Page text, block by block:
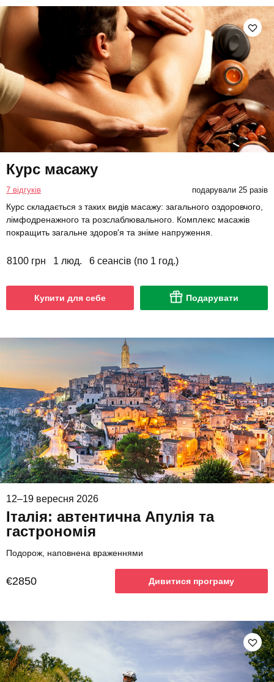
Курс масажу
7 відгуків подарували 25 разів
Курс складається з таких видів масажу: загального оздоровчого,
лімфодренажного та розслаблювального. Комплекс масажів
покращить загальне здоров'я та зніме напруження.
8100 грн 1 люд. 6 сеансів (по 1 год.)
Купити для себе Подарувати
12–19 вересня 2026
Італія: автентична Апулія та
гастрономія
Подорож, наповнена враженнями
€2850 Дивитися програму